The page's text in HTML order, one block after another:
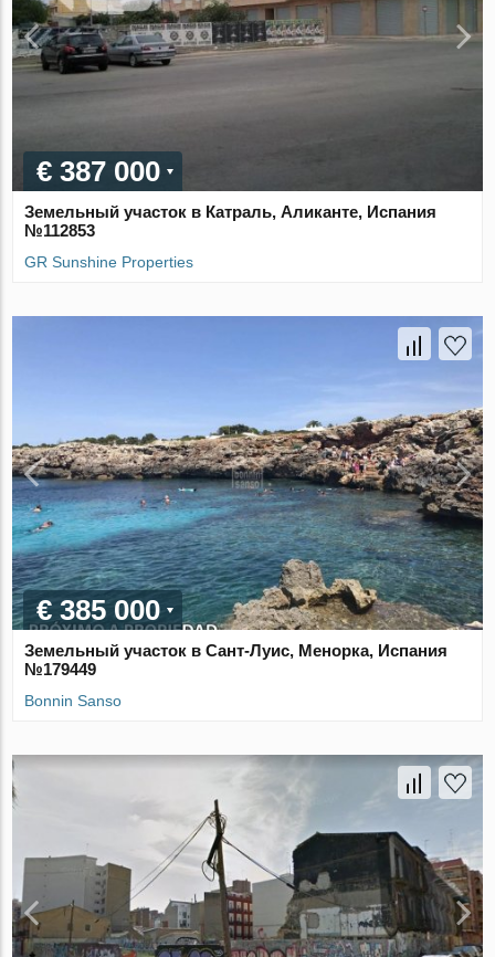
€ 387 000
Земельный участок в Катраль, Аликанте, Испания
№112853
GR Sunshine Properties
€ 385 000
Земельный участок в Сант-Луис, Менорка, Испания
№179449
Bonnin Sanso